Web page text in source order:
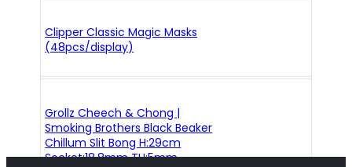
Clipper Classic Magic Masks
(48pcs/display)
Grollz Cheech & Chong |
Smoking Brothers Black Beaker
Chillum Slit Bong H:29cm
Socket:18.8mm TH:5mm